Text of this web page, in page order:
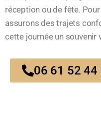
réception ou de fête.
assurons des trajets
cette journée un souvenir
06 61 52 44